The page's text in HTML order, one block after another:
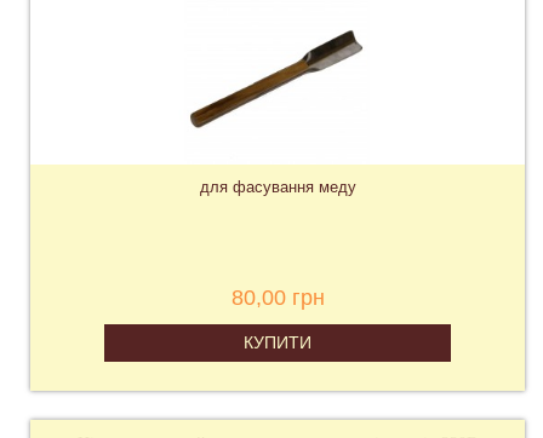
для фасування меду
80,00 грн
КУПИТИ